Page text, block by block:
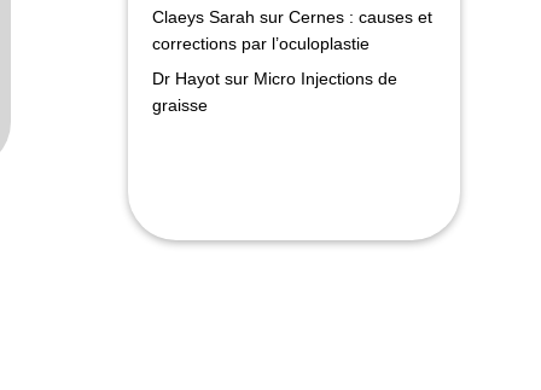
Claeys Sarah sur Cernes : causes et
corrections par l’oculoplastie
Dr Hayotsur Micro Injections de
graisse